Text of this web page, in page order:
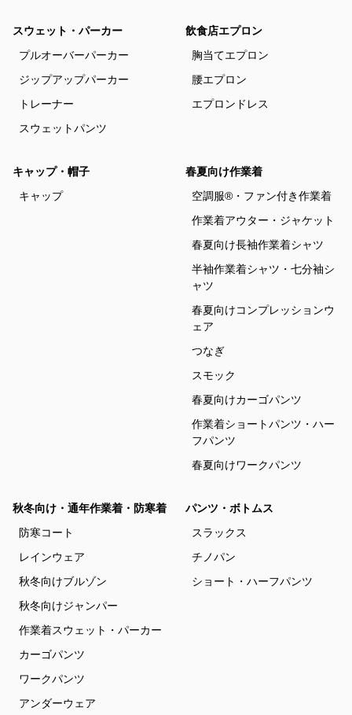
スウェット・パーカー
プルオーバーパーカー
ジップアップパーカー
トレーナー
スウェットパンツ
飲食店エプロン
胸当てエプロン
腰エプロン
エプロンドレス
キャップ・帽子
キャップ
春夏向け作業着
空調服®・ファン付き作業着
作業着アウター・ジャケット
春夏向け長袖作業着シャツ
半袖作業着シャツ・七分袖シ
ャツ
春夏向けコンプレッションウ
ェア
つなぎ
スモック
春夏向けカーゴパンツ
作業着ショートパンツ・ハー
フパンツ
春夏向けワークパンツ
秋冬向け・通年作業着・防寒着
防寒コート
レインウェア
秋冬向けブルゾン
秋冬向けジャンパー
作業着スウェット・パーカー
カーゴパンツ
ワークパンツ
アンダーウェア
パンツ・ボトムス
スラックス
チノパン
ショート・ハーフパンツ